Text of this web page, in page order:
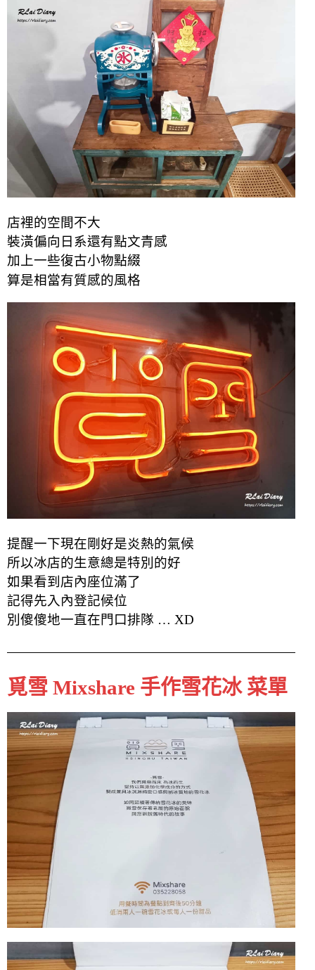
店裡的空間不大
裝潢偏向日系還有點文青感
加上一些復古小物點綴
算是相當有質感的風格
提醒一下現在剛好是炎熱的氣候
所以冰店的生意總是特別的好
如果看到店內座位滿了
記得先入內登記候位
別傻傻地一直在門口排隊 … XD
覓雪 Mixshare 手作雪花冰 菜單